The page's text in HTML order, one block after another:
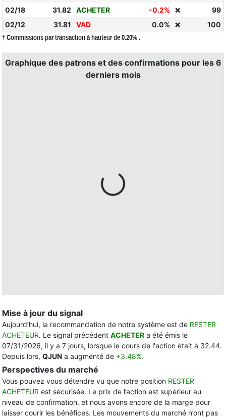
02/18
31.82 ACHETER -0.2% ❌
99
02/12
31.81 VAD 0.0% ❌ 100
† Commissions par transaction à hauteur de 0.20% .
Graphique des patrons et des confirmations pour les 6
derniers mois
Mise à jour du signal
Aujourd’hui, la recommandation de notre système est de RESTER
ACHETEUR. Le signal précédent ACHETER a été émis le
07/31/2026, il y a 7 jours, lorsque le cours de l'action était à 32.44.
Depuis lors, QJUN a augmenté de +3.48%.
Perspectives du marché
Vous pouvez vous détendre vu que notre position RESTER
ACHETEUR est sécurisée. Le prix de l’action est supérieur au
niveau de confirmation, et nous avons encore de la marge pour
laisser courir les bénéfices. Les mouvements du marché n’ont pas